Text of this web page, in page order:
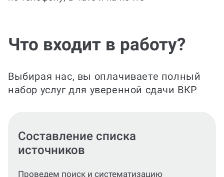
Что входит в работу?
Выбирая нас, вы оплачиваете полный
набор услуг для уверенной сдачи ВКР
Формирование текста
содержание для каждого раздела —